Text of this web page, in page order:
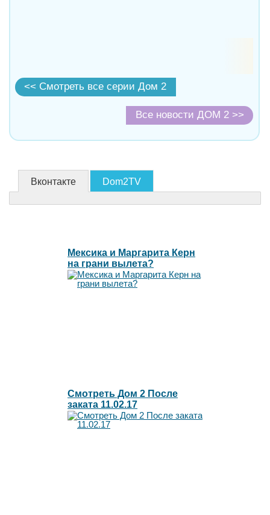
<< Смотреть все серии Дом 2
Все новости ДОМ 2 >>
Вконтакте Dom2TV
Мексика и Маргарита Керн
на грани вылета?
Смотреть Дом 2 После
заката 11.02.17